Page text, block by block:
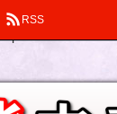
RSS